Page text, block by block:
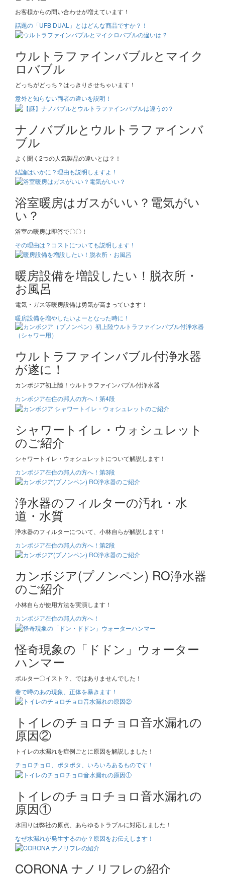
お客様からの問い合わせが増えています！
話題の「UFB DUAL」とはどんな商品ですか？！
ウルトラファインバブルとマイク
ロバブル
どっちがどっち？はっきりさせちゃいます！
意外と知らない両者の違いを説明！
ナノバブルとウルトラファインバ
ブル
よく聞く2つの人気製品の違いとは？！
結論はいかに？理由も説明しますよ！
浴室暖房はガスがいい？電気がい
い？
浴室の暖房は即答で〇〇！
その理由は？コストについても説明します！
暖房設備を増設したい！脱衣所・
お風呂
電気・ガス等暖房設備は勇気が高まっています！
暖房設備を増やしたいよーとなった時に！
ウルトラファインバブル付浄水器
が遂に！
カンボジア初上陸！ウルトラファインバブル付浄水器
カンボジア在住の邦人の方へ！第4段
シャワートイレ・ウォシュレット
のご紹介
シャワートイレ・ウォシュレットについて解説します！
カンボジア在住の邦人の方へ！第3段
浄水器のフィルターの汚れ・水
道・水質
浄水器のフィルターについて、小林自らが解説します！
カンボジア在住の邦人の方へ！第2段
カンボジア(プノンペン) RO浄水器
のご紹介
小林自らが使用方法を実演します！
カンボジア在住の邦人の方へ！
怪奇現象の「ドドン」ウォーター
ハンマー
ポルター〇イスト？、ではありませんでした！
巷で噂のあの現象、正体を暴きます！
トイレのチョロチョロ音水漏れの
原因②
トイレの水漏れを症例ごとに原因を解説しました！
チョロチョロ、ポタポタ、いろいろあるものです！
トイレのチョロチョロ音水漏れの
原因①
水回りは弊社の原点、あらゆるトラブルに対応しました！
なぜ水漏れが発生するのか？原因をお伝えします！
CORONA ナノリフレの紹介